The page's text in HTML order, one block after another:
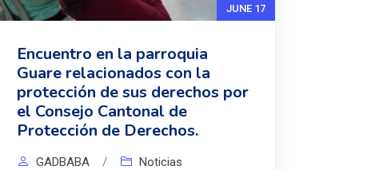
JUNE 17
Encuentro en la parroquia
Guare relacionados con la
protección de sus derechos por
el Consejo Cantonal de
Protección de Derechos.
GADBABA / Noticias